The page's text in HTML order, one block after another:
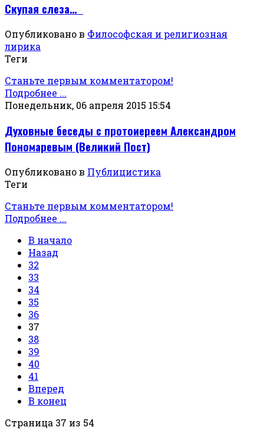
Скупая слеза…
Опубликовано в Философская и религиозная
лирика
Теги
Станьте первым комментатором!
Подробнее ...
Понедельник, 06 апреля 2015 15:54
Духовные беседы с протоиереем Александром
Пономаревым (Великий Пост)
Опубликовано в Публицистика
Теги
Станьте первым комментатором!
Подробнее ...
В начало
Назад
32
33
34
35
36
37
38
39
40
41
Вперед
В конец
Страница 37 из 54